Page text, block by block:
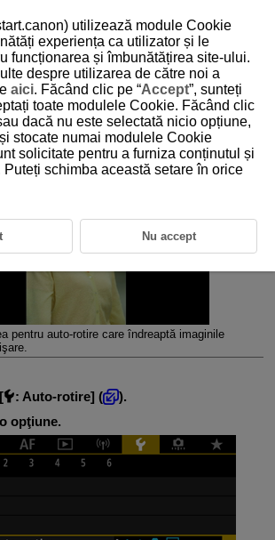
pentru auto-rotire care îndreaptă imaginile
: Auto-rotire] (
).
opţiune.
utilizează module Cookie
experiența ca utilizator și le
funcționarea și îmbunătățirea site-ului.
despre utilizarea de către noi a
aici. Făcând clic pe “Accept”, sunteți
toate modulele Cookie. Făcând clic
dacă nu este selectată nicio opțiune,
stocate numai modulele Cookie
solicitate pentru a furniza conținutul și
schimba această setare în orice
Nu accept